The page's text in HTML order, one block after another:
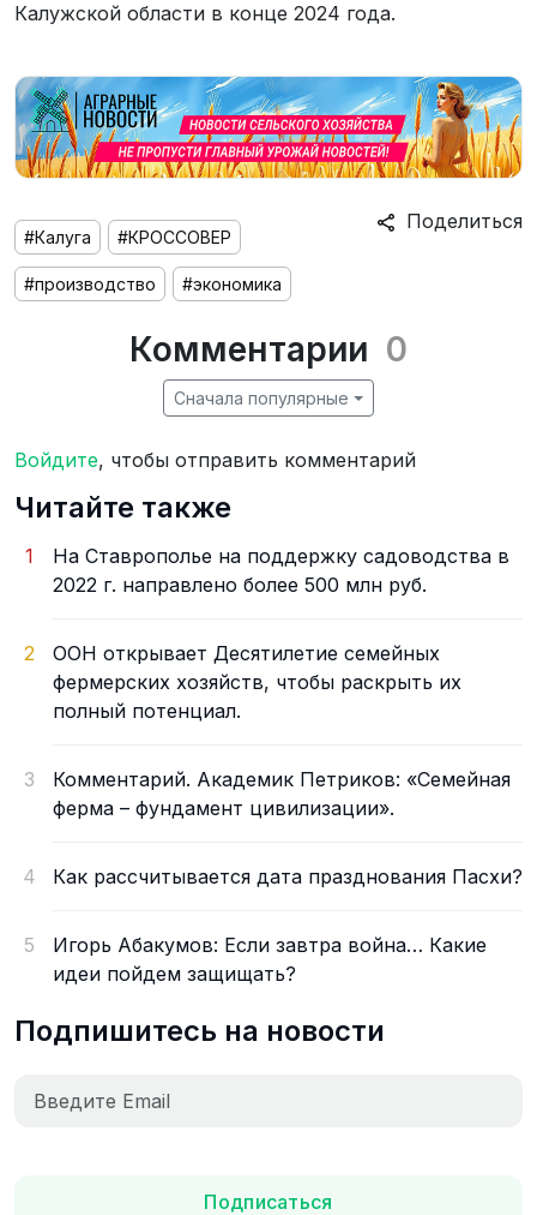
Калужской области в конце 2024 года.
Поделиться
#Калуга #КРОССОВЕР
#производство #экономика
Комментарии 0
Сначала популярные
Войдите, чтобы отправить комментарий
Читайте также
1
На Ставрополье на поддержку садоводства в
2022 г. направлено более 500 млн руб.
2
ООН открывает Десятилетие семейных
фермерских хозяйств, чтобы раскрыть их
полный потенциал.
3
Комментарий. Академик Петриков: «Семейная
ферма – фундамент цивилизации».
4 Как рассчитывается дата празднования Пасхи?
5
Игорь Абакумов: Если завтра война… Какие
идеи пойдем защищать?
Подпишитесь на новости
Подписаться